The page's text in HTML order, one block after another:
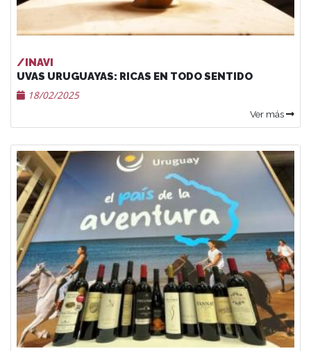
/INAVI
UVAS URUGUAYAS: RICAS EN TODO SENTIDO
18/02/2025
Ver más